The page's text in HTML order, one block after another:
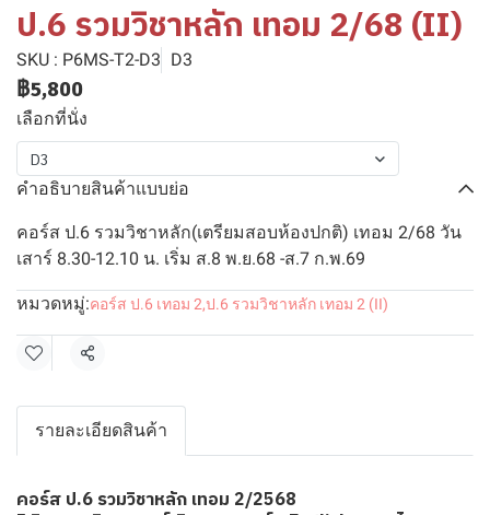
ป.6 รวมวิชาหลัก เทอม 2/68 (II)
SKU : P6MS-T2-D3 D3
฿5,800
เลือกที่นั่ง
D3
คำอธิบายสินค้าแบบย่อ
คอร์ส ป.6 รวมวิชาหลัก(เตรียมสอบห้องปกติ) เทอม 2/68 วัน
เสาร์ 8.30-12.10 น. เริ่ม ส.8 พ.ย.68 -ส.7 ก.พ.69
หมวดหมู่:คอร์ส ป.6 เทอม 2,ป.6 รวมวิชาหลัก เทอม 2 (II)
แชร์
รายละเอียดสินค้า
คอร์ส ป.6 รวมวิชาหลัก เทอม 2/2568